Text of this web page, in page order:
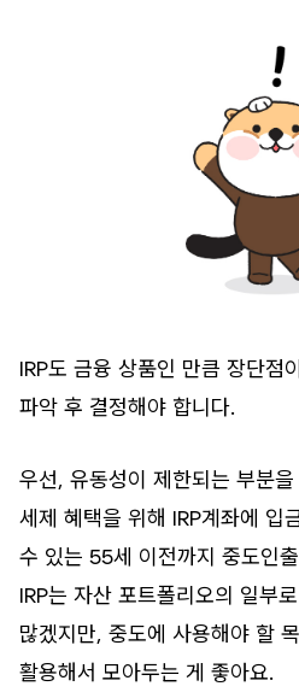
IRP도 금융 상품인 만큼 장단점
파악 후 결정해야 합니다.
우선, 유동성이 제한되는 부분
세제 혜택을 위해 IRP계좌에 입
수 있는 55세 이전까지 중도인
IRP는 자산 포트폴리오의 일부
많겠지만, 중도에 사용해야 할
활용해서 모아두는 게 좋아요.